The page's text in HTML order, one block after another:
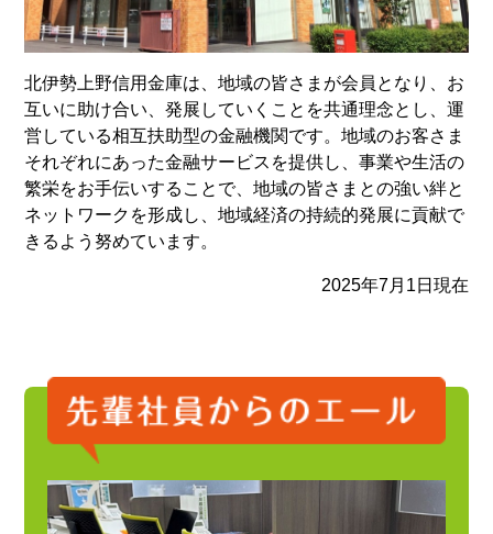
北伊勢上野信用金庫は、地域の皆さまが会員となり、お
互いに助け合い、発展していくことを共通理念とし、運
営している相互扶助型の金融機関です。地域のお客さま
それぞれにあった金融サービスを提供し、事業や生活の
繁栄をお手伝いすることで、地域の皆さまとの強い絆と
ネットワークを形成し、地域経済の持続的発展に貢献で
きるよう努めています。
2025年7月1日現在